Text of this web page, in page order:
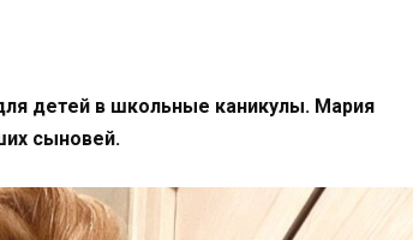
детей в школьные каникулы. Мария
сыновей.